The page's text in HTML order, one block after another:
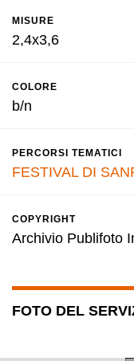
MISURE
2,4x3,6
COLORE
b/n
PERCORSI TEMATICI
FESTIVAL DI
COPYRIGHT
Archivio Publifoto
FOTO DEL